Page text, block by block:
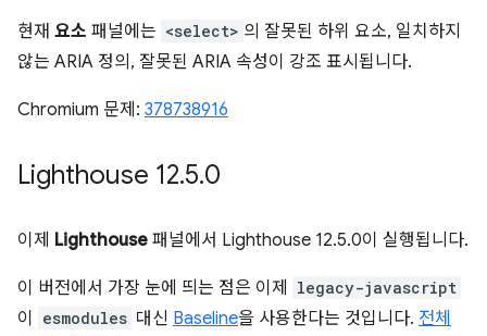
현재 요소 패널에는 <select> 의 잘못된 하위 요소, 일치하지
않는 ARIA 정의, 잘못된 ARIA 속성이 강조 표시됩니다.
Chromium 문제: 378738916
Lighthouse 12.5.0
이제 Lighthouse 패널에서 Lighthouse 12.5.0이 실행됩니다.
이 버전에서 가장 눈에 띄는 점은 이제 legacy-javascript
이 esmodules 대신 Baseline을 사용한다는 것입니다. 전체